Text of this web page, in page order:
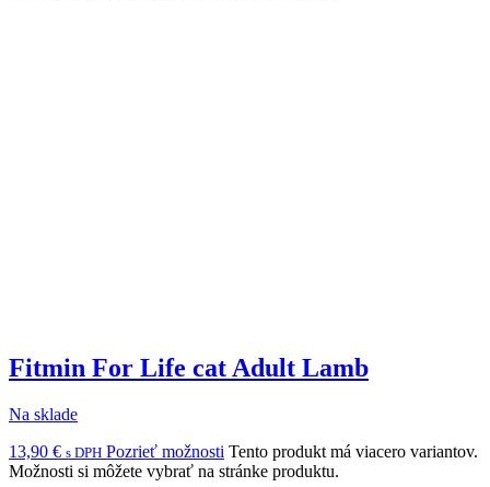
Fitmin For Life cat Adult Lamb
Na sklade
13,90 € s DPH Pozrieť možnosti Tento produkt má viacero variantov.
Možnosti si môžete vybrať na stránke produktu.